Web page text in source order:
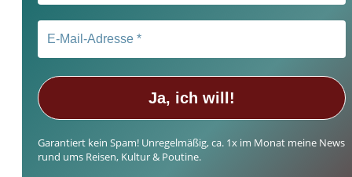
Garantiert kein Spam! Unregelmäßig, ca. 1x im Monat meine News
rund ums Reisen, Kultur & Poutine.